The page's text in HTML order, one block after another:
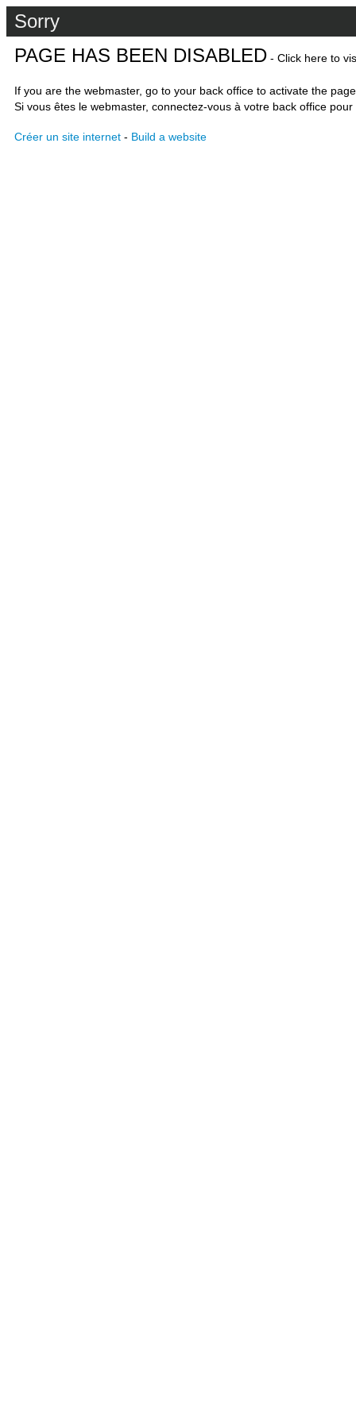
Sorry
PAGE HAS BEEN DISABLED - Click here to
If you are the webmaster, go to your back office to activate the
Si vous êtes le webmaster, connectez-vous à votre back office
Créer un site internet - Build a website